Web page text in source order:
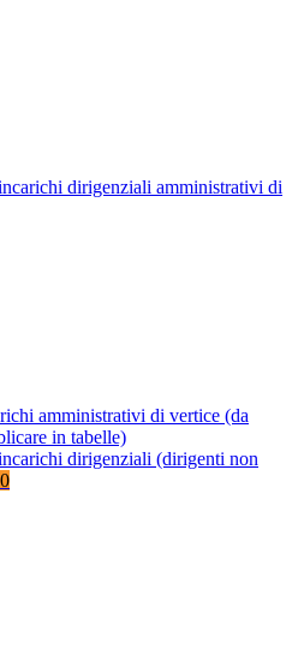
dirigenziali amministrativi di
amministrativi di vertice (da
in tabelle)
dirigenziali (dirigenti non